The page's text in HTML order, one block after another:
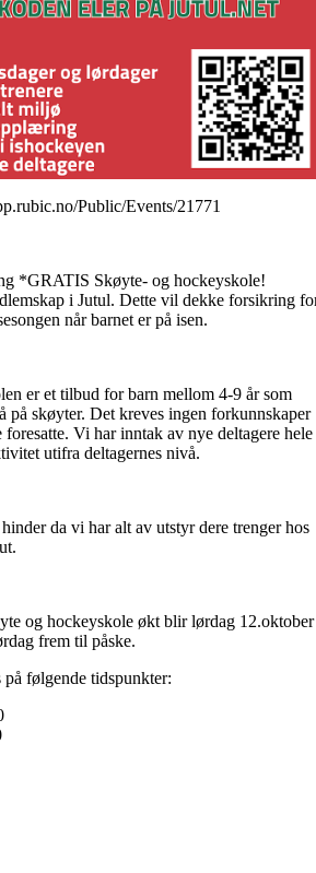
Public/Events/21771
*GRATIS Skøyte- og hockeyskole!
i Jutul. Dette vil dekke forsikring
når barnet er på isen.
er et tilbud for barn mellom 4-9 år som
på skøyter. Det kreves ingen forkunnskaper
foresatte. Vi har inntak av nye deltagere hele
utifra deltagernes nivå.
da vi har alt av utstyr dere trenger hos
og hockeyskole økt blir lørdag 12.oktober
frem til påske.
følgende tidspunkter: